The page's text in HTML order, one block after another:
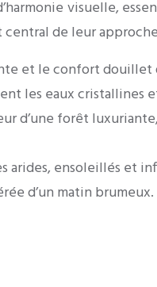
visuelle,
central de leur
et le confort douillet
les eaux cristallines
d’une forêt
arides, ensoleillés et
d’un matin brumeux.